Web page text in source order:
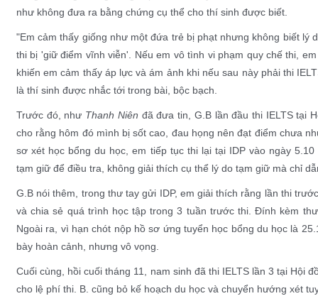
như không đưa ra bằng chứng cụ thể cho thí sinh được biết.
"Em cảm thấy giống như một đứa trẻ bị phạt nhưng không biết lý
thi bị 'giữ điểm vĩnh viễn'. Nếu em vô tình vi phạm quy chế thi,
khiến em cảm thấy áp lực và ám ảnh khi nếu sau này phải thi
là thí sinh được nhắc tới trong bài, bộc bạch.
Trước đó, như Thanh Niên đã đưa tin, G.B lần đầu thi IELTS tại
cho rằng hôm đó mình bị sốt cao, đau họng nên đạt điểm chưa
sơ xét học bổng du học, em tiếp tục thi lại tại IDP vào ngày
tạm giữ để điều tra, không giải thích cụ thể lý do tạm giữ mà chỉ
G.B nói thêm, trong thư tay gửi IDP, em giải thích rằng lần thi
và chia sẻ quá trình học tập trong 3 tuần trước thi. Đính kèm
Ngoài ra, vì hạn chót nộp hồ sơ ứng tuyển học bổng du học là
bày hoàn cảnh, nhưng vô vọng.
Cuối cùng, hồi cuối tháng 11, nam sinh đã thi IELTS lần 3 tại Hội
cho lệ phí thi. B. cũng bỏ kế hoạch du học và chuyển hướng xét